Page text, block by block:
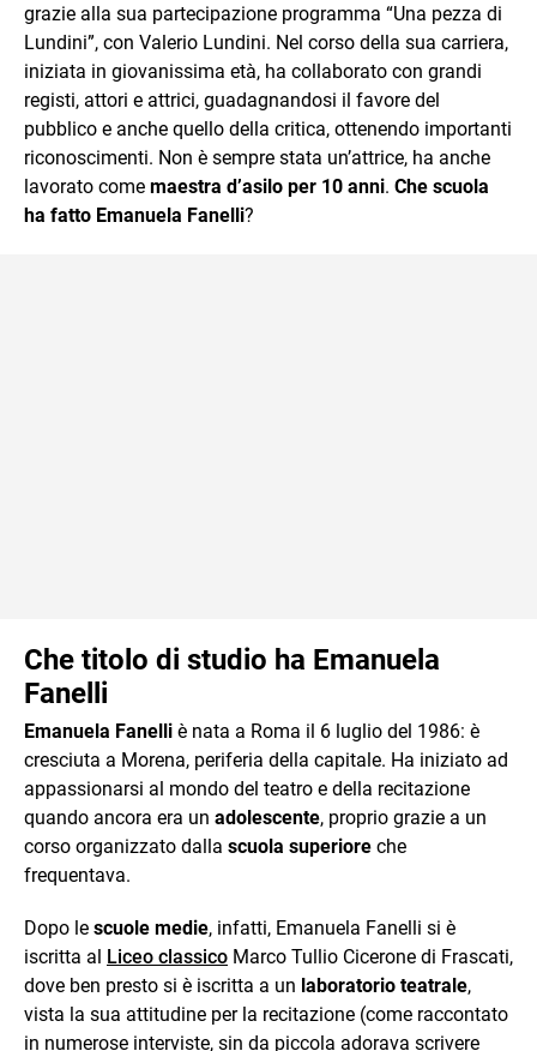
grazie alla sua partecipazione programma “Una pezza di
Lundini”, con Valerio Lundini. Nel corso della sua carriera,
iniziata in giovanissima età, ha collaborato con grandi
registi, attori e attrici, guadagnandosi il favore del
pubblico e anche quello della critica, ottenendo importanti
riconoscimenti. Non è sempre stata un’attrice, ha anche
lavorato come maestra d’asilo per 10 anni. Che scuola
ha fatto Emanuela Fanelli?
Che titolo di studio ha Emanuela
Fanelli
Emanuela Fanelli è nata a Roma il 6 luglio del 1986: è
cresciuta a Morena, periferia della capitale. Ha iniziato ad
appassionarsi al mondo del teatro e della recitazione
quando ancora era un adolescente, proprio grazie a un
corso organizzato dalla scuola superiore che
frequentava.
Dopo le scuole medie, infatti, Emanuela Fanelli si è
iscritta al Liceo classico Marco Tullio Cicerone di Frascati,
dove ben presto si è iscritta a un laboratorio teatrale,
vista la sua attitudine per la recitazione (come raccontato
in numerose interviste, sin da piccola adorava scrivere